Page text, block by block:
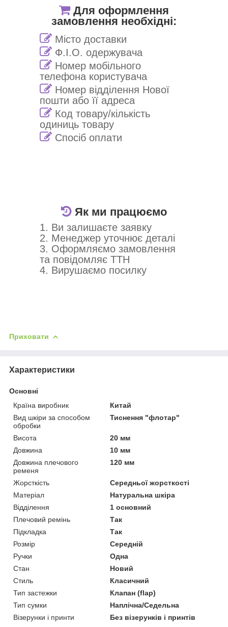
Як ми працюємо
1. Ви залишаєте заявку
2. Менеджер уточнює деталі
3. Оформляємо замовлення
та повідомляє ТТН
4. Вирушаємо посилку
Для оформлення
замовлення необхідні:
Місто доставки
Ф.І.О. одержувача
Номер мобільного
телефона користувача
Номер відділення Нової
пошти або її адреса
Код товару/кількість
одиниць товару
Спосіб оплати
Приховати
Характеристики
Основні
Країна виробник
Китай
Вид шкіри за способом
обробки
Тиснення "флотар"
Висота
20 мм
Довжина
10 мм
Довжина плечового
ременя
120 мм
Жорсткість
Середньої жорсткості
Матеріал
Натуральна шкіра
Відділення
1 основний
Плечовий ремінь
Так
Підкладка
Так
Розмір
Середній
Ручки
Одна
Стан
Новий
Стиль
Класичний
Тип застежки
Клапан (flap)
Тип сумки
Наплічна/Седельна
Візерунки і принти
Без візерунків і принтів